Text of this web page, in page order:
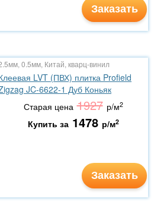
Заказать
0.5мм, Китай, кварц-винил
LVT (ПВХ) плитка Profield
JC-6622-1 Дуб Коньяк
Старая цена 1927 р/м2
Купить за 1478 р/м2
Заказать